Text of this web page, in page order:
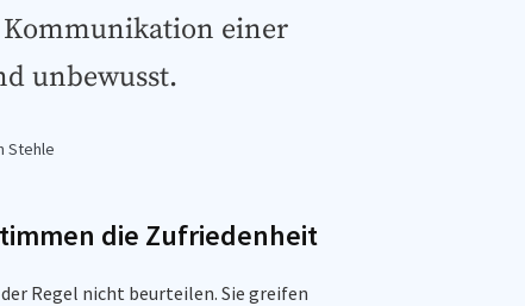
einer
unbewusst.
Stehle
die Zufriedenheit
Regel nicht beurteilen. Sie greifen